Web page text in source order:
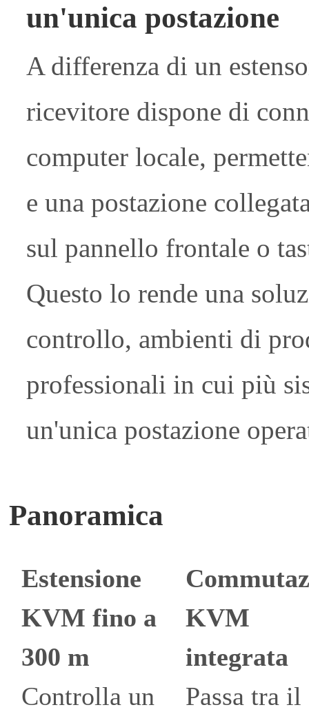
un'unica postazione
A differenza di un
ricevitore dispone di
computer locale,
e una postazione
sul pannello frontale o
Questo lo rende una
controllo, ambienti di
professionali in cui più
un'unica postazione
Panoramica
Estensione
KVM fino a
300 m
Controlla un
KVM
integrata
Passa tra il